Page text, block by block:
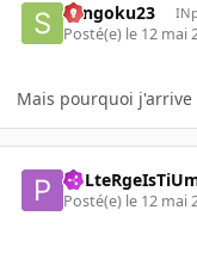
Sangoku23
Posté(e) le 12 mai
Mais pourquoi
Posté(e) le 12 mai